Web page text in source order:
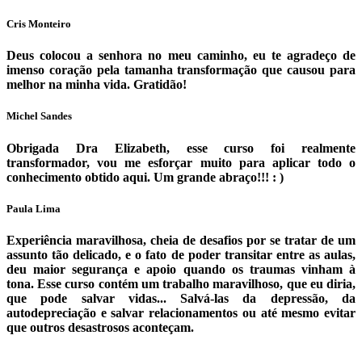
Cris Monteiro
Deus colocou a senhora no meu caminho, eu te agradeço de
imenso coração pela tamanha transformação que causou para
melhor na minha vida. Gratidão!
Michel Sandes
Obrigada Dra Elizabeth, esse curso foi realmente
transformador, vou me esforçar muito para aplicar todo o
conhecimento obtido aqui. Um grande abraço!!! : )
Paula Lima
Experiência maravilhosa, cheia de desafios por se tratar de um
assunto tão delicado, e o fato de poder transitar entre as aulas,
deu maior segurança e apoio quando os traumas vinham à
tona. Esse curso contém um trabalho maravilhoso, que eu diria,
que pode salvar vidas... Salvá-las da depressão, da
autodepreciação e salvar relacionamentos ou até mesmo evitar
que outros desastrosos aconteçam.